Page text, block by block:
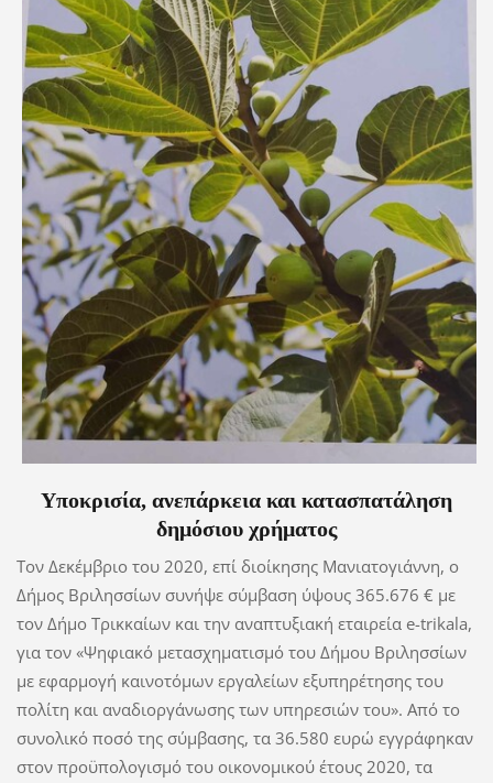
Υποκρισία, ανεπάρκεια και κατασπατάληση
δημόσιου χρήματος
Τον Δεκέμβριο του 2020, επί διοίκησης Μανιατογιάννη, ο
Δήμος Βριλησσίων συνήψε σύμβαση ύψους 365.676 € με
τον Δήμο Τρικκαίων και την αναπτυξιακή εταιρεία e-trikala,
για τον «Ψηφιακό μετασχηματισμό του Δήμου Βριλησσίων
με εφαρμογή καινοτόμων εργαλείων εξυπηρέτησης του
πολίτη και αναδιοργάνωσης των υπηρεσιών του». Από το
συνολικό ποσό της σύμβασης, τα 36.580 ευρώ εγγράφηκαν
στον προϋπολογισμό του οικονομικού έτους 2020, τα